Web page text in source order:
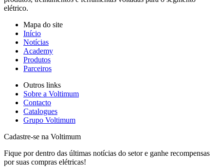
elétrico.
Mapa do site
Início
Notícias
Academy
Produtos
Parceiros
Outros links
Sobre a Voltimum
Contacto
Catalogues
Grupo Voltimum
Cadastre-se na Voltimum
Fique por dentro das últimas notícias do setor e ganhe recompensas
por suas compras elétricas!